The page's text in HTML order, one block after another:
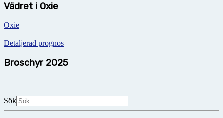
Vädret i Oxie
Oxie
Detaljerad prognos
Broschyr 2025
Sök